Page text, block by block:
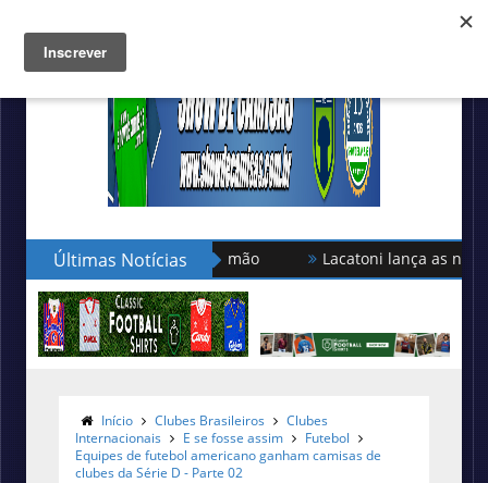
Últimas Notícias Lacatoni lança as novas camisas
Início Clubes Brasileiros
Clubes
Internacionais
E se fosse assim
Futebol
Equipes de futebol americano ganham camisas de
clubes da Série D - Parte 02